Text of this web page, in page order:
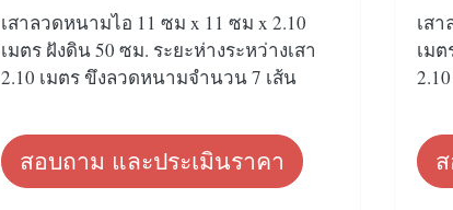
เสาลวดหนามไอ 11 ซม x 11 ซม x 2.10
เมตร ฝังดิน 50 ซม. ระยะห่างระหว่างเสา
2.10 เมตร ขึงลวดหนามจำนวน 7 เส้น
สอบถาม และประเมินราคา
เส
เม